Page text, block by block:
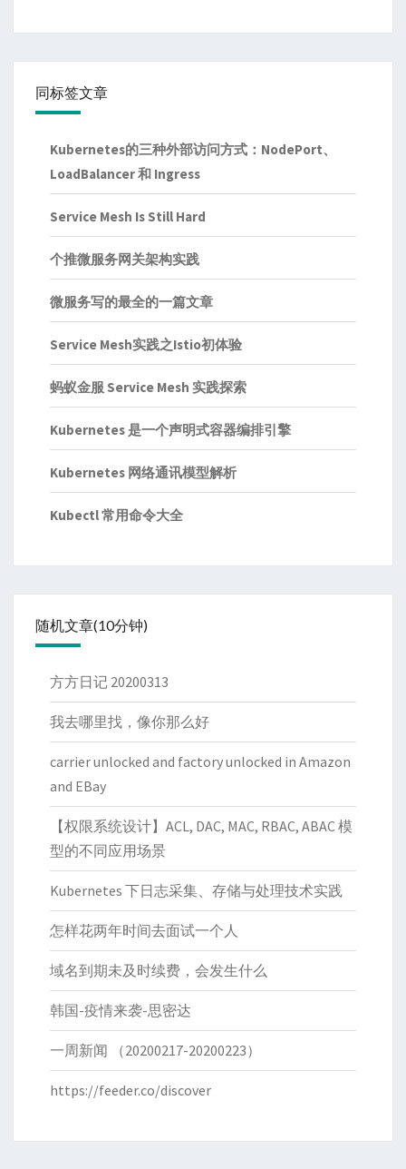
同标签文章
Kubernetes的三种外部访问方式：NodePort、
LoadBalancer 和 Ingress
Service Mesh Is Still Hard
个推微服务网关架构实践
微服务写的最全的一篇文章
Service Mesh实践之Istio初体验
蚂蚁金服 Service Mesh 实践探索
Kubernetes 是一个声明式容器编排引擎
Kubernetes 网络通讯模型解析
Kubectl 常用命令大全
随机文章(10分钟)
方方日记 20200313
我去哪里找，像你那么好
carrier unlocked and factory unlocked in Amazon
and EBay
【权限系统设计】ACL, DAC, MAC, RBAC, ABAC 模
型的不同应用场景
Kubernetes 下日志采集、存储与处理技术实践
怎样花两年时间去面试一个人
域名到期未及时续费，会发生什么
韩国-疫情来袭-思密达
一周新闻 （20200217-20200223）
https://feeder.co/discover